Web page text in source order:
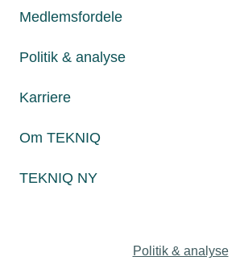
Medlemsfordele
Politik & analyse
Karriere
Om TEKNIQ
TEKNIQ NY
På trods af økonomisk uro blev 2025 et
konkurser og færre tabte job i det
Politik & analyse